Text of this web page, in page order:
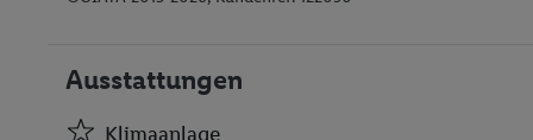
Ausstattungen
Klimaanlage